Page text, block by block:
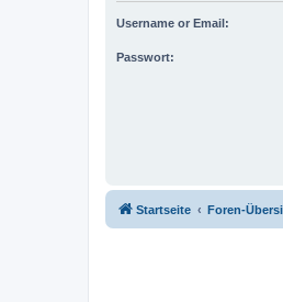
Username or Email:
Passwort:
Startseite Foren-